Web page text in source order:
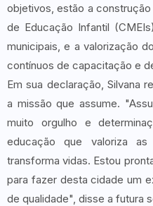
objetivos, estão a
de Educação Infantil
municipais, e a valorização
contínuos de capacitação e
Em sua declaração, Silvana
a missão que assume.
muito orgulho e
educação que valoriza
transforma vidas. Estou
para fazer desta cidade um
de qualidade", disse a futura